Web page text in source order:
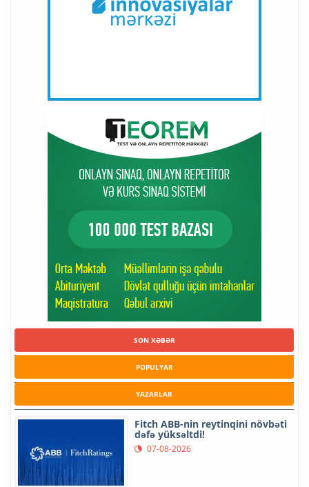
SON XƏBƏR
POPULYAR
YAZARLAR
Fitch ABB-nin reytinqini növbəti
dəfə yüksəltdi!
07-08-2026